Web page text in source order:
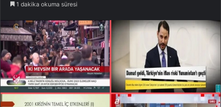
1 dakika okuma süresi